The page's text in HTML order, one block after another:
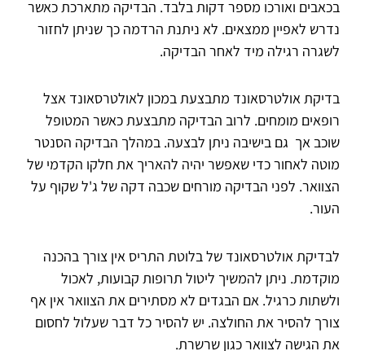
בכאבים ואורכו מספר דקות בלבד. הבדיקה מתארכת כאשר
נדרש לאפיין ממצאים. לא ניתנת הרדמה כך שניתן לחזור
לשגרה רגילה מיד לאחר הבדיקה.
בדיקת אולטרסאונד מתבצעת במכון לאולטרסאונד אצל
רופאים מומחים. לרוב הבדיקה מתבצעת כאשר המטופל
שוכב אך גם בישיבה ניתן לבצעה. במהלך הבדיקה הסנטר
מוטה לאחור כדי שאפשר יהיה להאריך את חלקו הקדמי של
הצוואר. לפני הבדיקה מורחים שכבה דקה של ג'ל שקוף על
העור.
לבדיקת אולטרסאונד של בלוטת התריס אין צורך בהכנה
מוקדמת. ניתן להמשיך ליטול תרופות קבועות, לאכול
ולשתות כרגיל. אם הבגדים לא מסתירים את הצוואר אין אף
צורך להסיר את החולצה. יש להסיר כל דבר שעלול לחסום
את הגישה לצוואר כגון שרשרת.